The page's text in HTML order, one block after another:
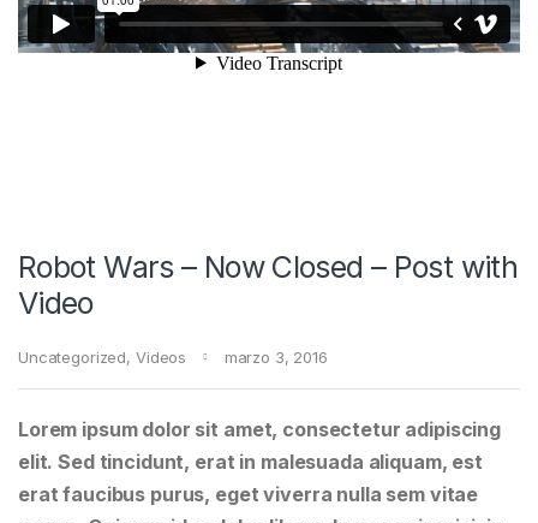
Robot Wars – Now Closed – Post with
Video
Uncategorized, Videos marzo 3, 2016
Lorem ipsum dolor sit amet, consectetur adipiscing
elit. Sed tincidunt, erat in malesuada aliquam, est
erat faucibus purus, eget viverra nulla sem vitae